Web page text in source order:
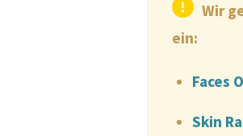
Wir
ein:
Faces
Skin